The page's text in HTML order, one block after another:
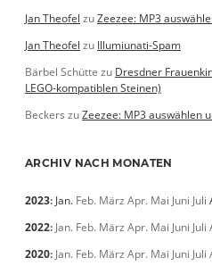
Jan Theofel zuZeezee: MP3
Jan Theofel zu Illumiunati-Spam
Bärbel Schütte zu Dresdner
LEGO-kompatiblen Steinen)
Beckers zuZeezee: MP3 auswählen
ARCHIV NACH MONATEN
2023: Jan. Feb. März Apr. Mai Juni Juli
2022: Jan. Feb. März Apr. Mai Juni Juli
2020: Jan. Feb. März Apr. Mai Juni Juli